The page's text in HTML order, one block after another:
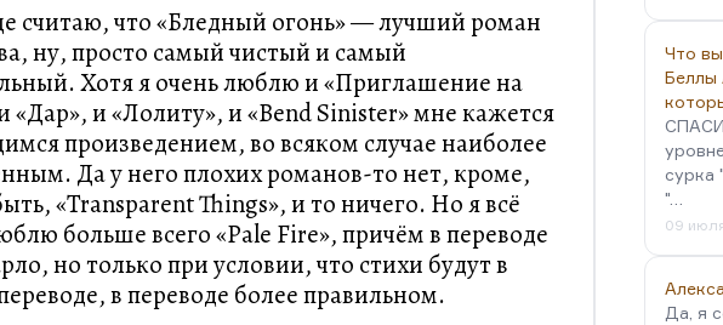
считаю, что «Бледный огонь» — лучший роман
ну, просто самый чистый и самый
Хотя я очень люблю и «Приглашение на
«Дар», и «Лолиту», и «Bend Sinister» мне кажется
произведением, во всяком случае наиболее
Да у него плохих романов-то нет, кроме,
«Transparent Things», и то ничего. Но я всё
больше всего «Pale Fire», причём в переводе
но только при условии, что стихи будут в
в переводе более правильном.
Что
Беллы
сурка
"…
09
Да, я